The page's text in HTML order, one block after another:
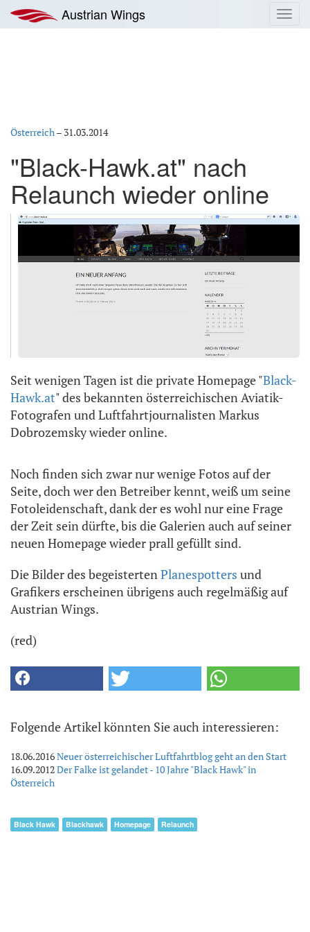
Inhalt
springen
Austrian Wings
Österreich– 31.03.2014
"Black-Hawk.at" nach
Relaunch wieder online
Seit wenigen Tagen ist die private Homepage "Black-
Hawk.at" des bekannten österreichischen Aviatik-
Fotografen und Luftfahrtjournalisten Markus
Dobrozemsky wieder online.
Noch finden sich zwar nur wenige Fotos auf der
Seite, doch wer den Betreiber kennt, weiß um seine
Fotoleidenschaft, dank der es wohl nur eine Frage
der Zeit sein dürfte, bis die Galerien auch auf seiner
neuen Homepage wieder prall gefüllt sind.
Die Bilder des begeisterten Planespotters und
Grafikers erscheinen übrigens auch regelmäßig auf
Austrian Wings.
(red)
Folgende Artikel könnten Sie auch interessieren:
18.06.2016Neuer österreichischer Luftfahrtblog geht an den Start
16.09.2012Der Falke ist gelandet - 10 Jahre "Black Hawk" in
Österreich
Black Hawk Blackhawk Homepage Relaunch